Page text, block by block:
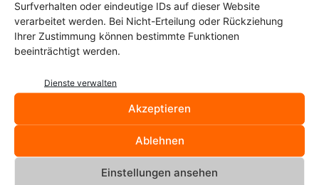
Surfverhalten oder eindeutige IDs auf dieser Website
verarbeitet werden. Bei Nicht-Erteilung oder Rückziehung
Ihrer Zustimmung können bestimmte Funktionen
beeinträchtigt werden.
Dienste verwalten
Akzeptieren
Ablehnen
Einstellungen ansehen
Der abgefilmte Android-Desktops landet danach als Videodatei auf der
Festplatte.